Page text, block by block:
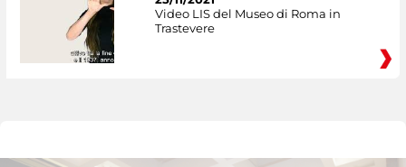
Video LIS del Museo di Roma in
Trastevere